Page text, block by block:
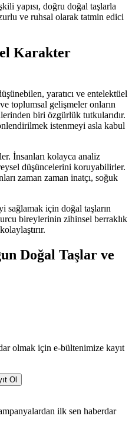
yapısı, doğru doğal taşlarla
ve ruhsal olarak tatmin edici
Karakter
yaratıcı ve entelektüel
toplumsal gelişmeler onların
biri özgürlük tutkularıdır.
istenmeyi asla kabul
İnsanları kolayca analiz
düşüncelerini koruyabilirler.
zaman zaman inatçı, soğuk
sağlamak için doğal taşların
bireylerinin zihinsel berraklık
Doğal Taşlar ve
olmak için e-bültenimize kayıt
Ol
ilk sen haberdar